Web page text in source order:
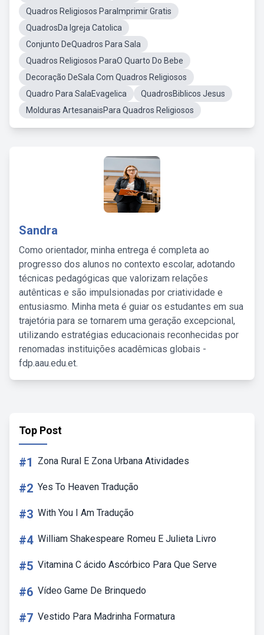
Quadros Religiosos ParaImprimir Gratis
QuadrosDa Igreja Catolica
Conjunto DeQuadros Para Sala
Quadros Religiosos ParaO Quarto Do Bebe
Decoração DeSala Com Quadros Religiosos
Quadro Para SalaEvagelica
QuadrosBiblicos Jesus
Molduras ArtesanaisPara Quadros Religiosos
Sandra
Como orientador, minha entrega é completa ao
progresso dos alunos no contexto escolar, adotando
técnicas pedagógicas que valorizam relações
autênticas e são impulsionadas por criatividade e
entusiasmo. Minha meta é guiar os estudantes em sua
trajetória para se tornarem uma geração excepcional,
utilizando estratégias educacionais reconhecidas por
renomadas instituições acadêmicas globais -
fdp.aau.edu.et.
Top Post
#1 Zona Rural E Zona Urbana Atividades
#2 Yes To Heaven Tradução
#3 With You I Am Tradução
#4 William Shakespeare Romeu E Julieta Livro
#5 Vitamina C ácido Ascórbico Para Que Serve
#6 Vídeo Game De Brinquedo
#7 Vestido Para Madrinha Formatura